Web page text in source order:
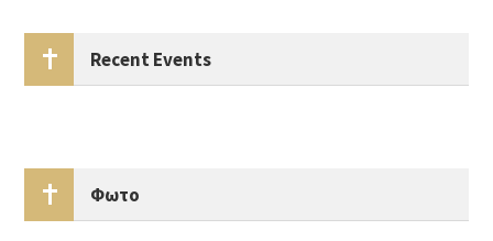
Recent Events
Φωτο